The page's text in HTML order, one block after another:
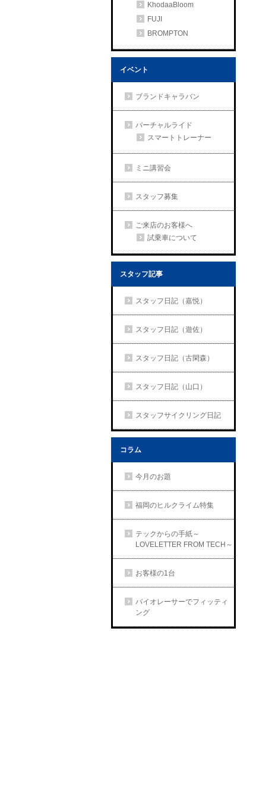
KhodaaBloom
FUJI
BROMPTON
イベント
ブランドキャラバン
バーチャルライド
スマートトレーナー
ミニ講習会
スタッフ募集
ご来店のお客様へ
試乗車について
スタッフ記事
スタッフ日記（嘉悦）
スタッフ日記（遊佐）
スタッフ日記（古閑森）
スタッフ日記（山口）
スタッフサイクリング日記
コラム
今月のお題
福岡のヒルクライム特集
テックからの手紙～
LOVELETTER FROM TECH～
お客様の1台
バイオレーサーでフィッティ
ング